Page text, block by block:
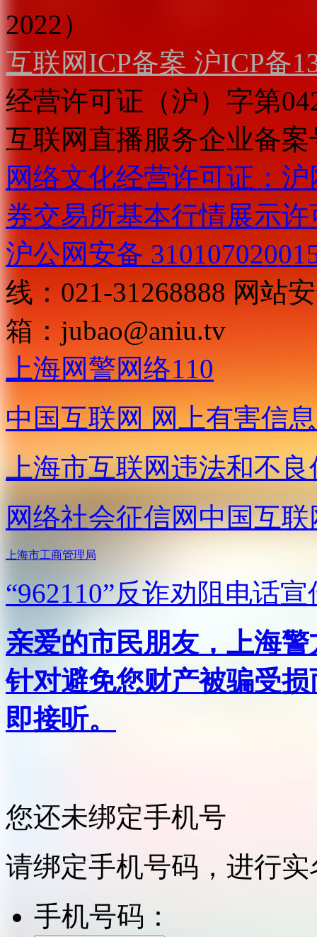
2022）
互联网ICP备案 沪ICP备
经营许可证（沪）字第
互联网直播服务企业备案
网络文化经营许可证：
券交易所基本行情展示许
沪公网安备
线：021-31268888 网站
箱： jubao@aniu.tv
上海网警网络110
中国互联网 网上有害信
上海市互联网违法和不
网络社会征信网中国互
上海市工商管理局
“962110”反诈劝阻电话宣
亲爱的市民朋友，上海
针对避免您财产被骗受
即接听。
您还未绑定手机号
请绑定手机号码，进行
手机号码：